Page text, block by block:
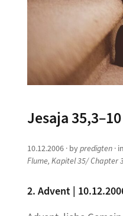
Jesaja 35,3–10
10.12.2006 · bypredigten · in
Flume, Kapitel 35/ Chapter
2. Advent |